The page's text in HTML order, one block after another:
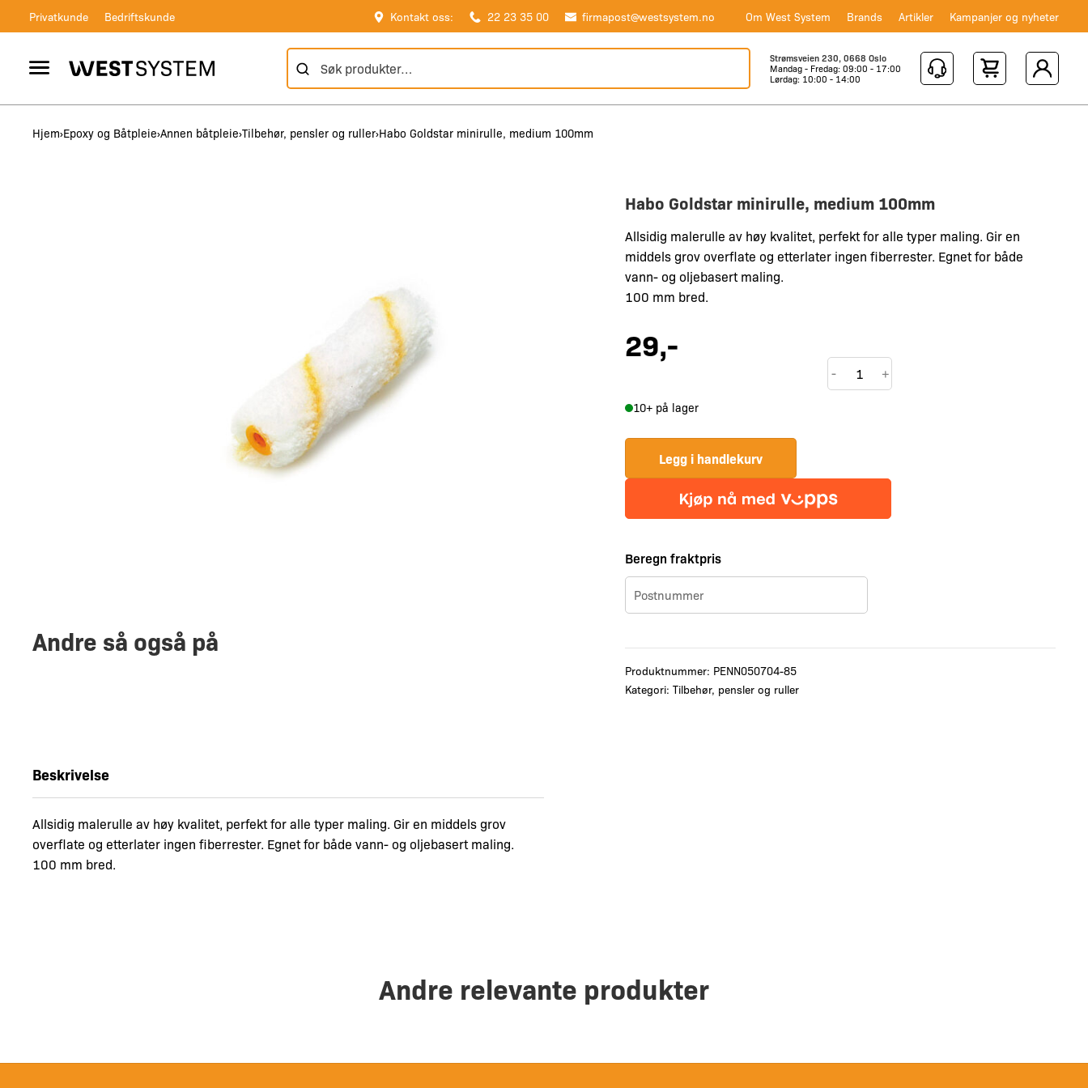
to
Privatkunde Bedriftskunde Kontakt oss: 22 23 35 00 firmapost@westsystem.no Om West System Brands Artikler Kampanjer og nyheter
Vertical Header
Strømsveien 230, 0668 Oslo
Mandag - Fredag: 09:00 - 17:00
Lørdag: 10:00 - 14:00
Shopping Cart
Hjem Epoxy og Båtpleie Annen båtpleie Tilbehør, pensler og ruller Habo Goldstar minirulle, medium 100mm
Habo Goldstar minirulle, medium 100mm
Allsidig malerulle av høy kvalitet, perfekt for alle typer maling. Gir en
middels grov overflate og etterlater ingen fiberrester. Egnet for både
vann- og oljebasert maling.
100 mm bred.
29,-
Habo
Goldstar
antall
- +
10+ på lager
Legg i handlekurv
Beregn fraktpris
Produktnummer: PENN050704-85
Kategori: Tilbehør, pensler og ruller
Andre så også på
Beskrivelse
Allsidig malerulle av høy kvalitet, perfekt for alle typer maling. Gir en middels grov
overflate og etterlater ingen fiberrester. Egnet for både vann- og oljebasert maling.
100 mm bred.
Andre relevante produkter